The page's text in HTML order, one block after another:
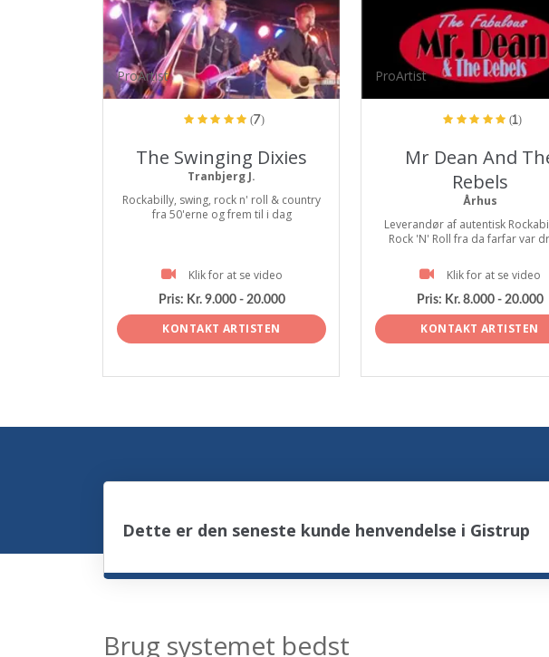
ProArtist
(7)
The Swinging Dixies
Tranbjerg J.
Rockabilly, swing, rock n' roll & country
fra 50'erne og frem til i dag
Klik for at se video
Pris: Kr. 9.000 - 20.000
KONTAKT ARTISTEN
ProArtist
(1)
Mr Dean And
Rebels
Århus
Leverandør af autentisk
Rock 'N' Roll fra da farfar var
Klik for at se video
Pris: Kr. 8.000 - 20.000
KONTAKT ARTISTEN
Dette er den seneste kunde henvendelse i Gistrup
Brug systemet bedst